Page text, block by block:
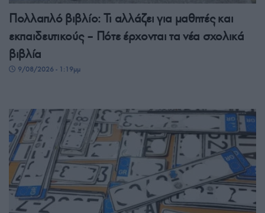
Πολλαπλό βιβλίο: Τι αλλάζει για μαθητές και
εκπαιδευτικούς – Πότε έρχονται τα νέα σχολικά
βιβλία
9/08/2026 - 1:19μμ